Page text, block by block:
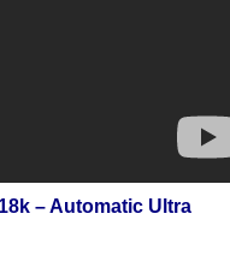
– Automatic Ultra